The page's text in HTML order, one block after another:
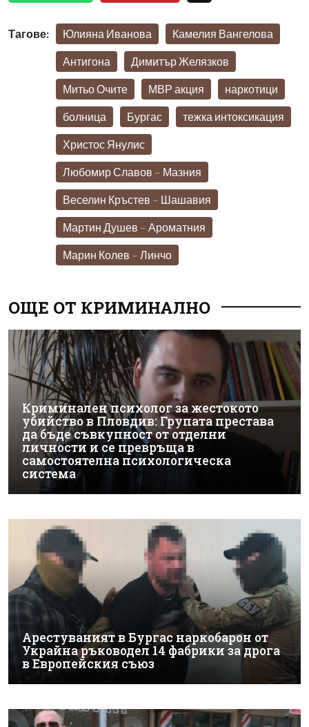
Тагове: Юлияна Иванова Камелия Вангелова
Антигона Димитър Желязков
Митьо Очите МВР акция наркотици
болница Бургас тежка интоксикация
Христос Янулис
Любомир Славов – Мазния
Веселин Кръстев – Шашавия
Мартин Душев – Ароматния
Марин Колев – Линчо
ОЩЕ ОТ КРИМИНАЛНО
Криминален психолог за жестокото
убийство в Пловдив: Групата престава
да бъде съвкупност от отделни
личности и се превръща в
самостоятелна психологическа
система
Арестуваният в Бургас наркобарон от
Украйна ръководел 14 фабрики за дрога
в Европейския съюз